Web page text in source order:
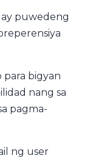
puwedeng
para bigyan
nang sa
pagma-
ng user